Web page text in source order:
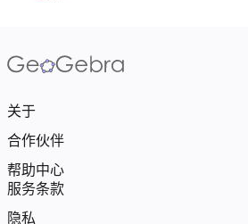
关于
合作伙伴
帮助中心
服务条款
隐私